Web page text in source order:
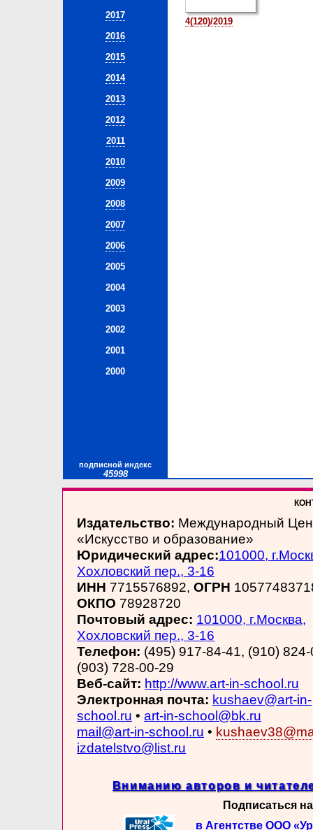
2017
2016
2015
2014
2013
2012
2011
2010
2009
2008
2007
2006
2005
2004
2003
2002
2001
2000
подписной индекс
45998
4(120)/2019
Издательство: Международный
«Искусство и образование»
Юридический адрес:101000,
Хохловский пер., 3-16
ИНН 7715576892, ОГРН
ОКПО 78928720
Почтовый адрес: 101000, г.Москва,
Хохловский пер., 3-16
Телефон: (495) 917-84-41, (910)
(903) 728-00-29
Веб-сайт: http://www.art-in-school.ru
Электронная почта: kushaev@art-in-
school.ru • art-in-school@bk.ru
mail@art-in-school.ru •
izdatelstvo@list.ru
Вниманию авторов и
Подписаться
в Агентстве ООО